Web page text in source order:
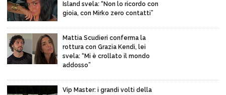
Island svela: “Non lo ricordo con
gioia, con Mirko zero contatti”
Mattia Scudieri conferma la
rottura con Grazia Kendi, lei
svela: “Mi è crollato il mondo
addosso”
Vip Master: i grandi volti della